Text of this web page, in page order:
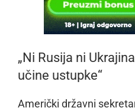
„Ni Rusija ni
učine ustupke“
Američki državni